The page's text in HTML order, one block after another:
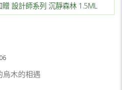
設計師系列 沉靜森林 1.5ML
烏木的相遇